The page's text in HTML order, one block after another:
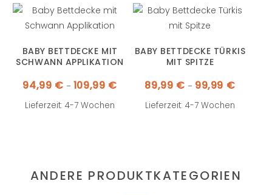
BABY BETTDECKE MIT
SCHWANN APPLIKATION
94,99 € – 109,99 € Preisspanne:
94,99 €
109,99 €
Lieferzeit: 4-7 Wochen
BABY BETTDECKE TÜRKIS
MIT SPITZE
89,99 € – 99,99 €
Lieferzeit: 4-7 Wochen
ANDERE PRODUKTKATEGORIEN